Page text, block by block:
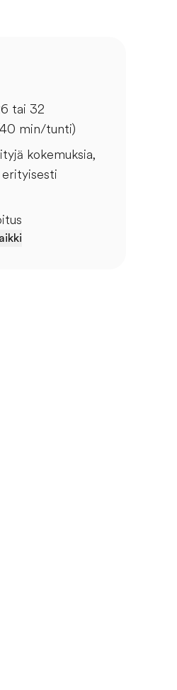
tai 32
min/tunti)
kokemuksia,